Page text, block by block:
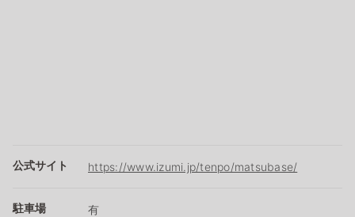
公式サイト https://www.izumi.jp/tenpo/matsubase/
駐車場 有